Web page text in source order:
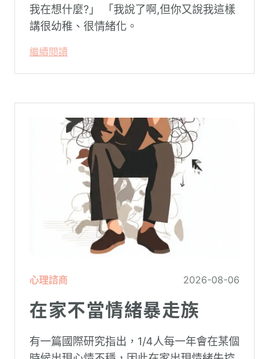
我在想什麼?」 「我說了啊,但你又說我這樣
講很幼稚、很情緒化。
繼續閱讀
心理諮商 2026-08-06
在家不當情緒暴走族
有一篇國際研究指出，1/4人每一年會在某個